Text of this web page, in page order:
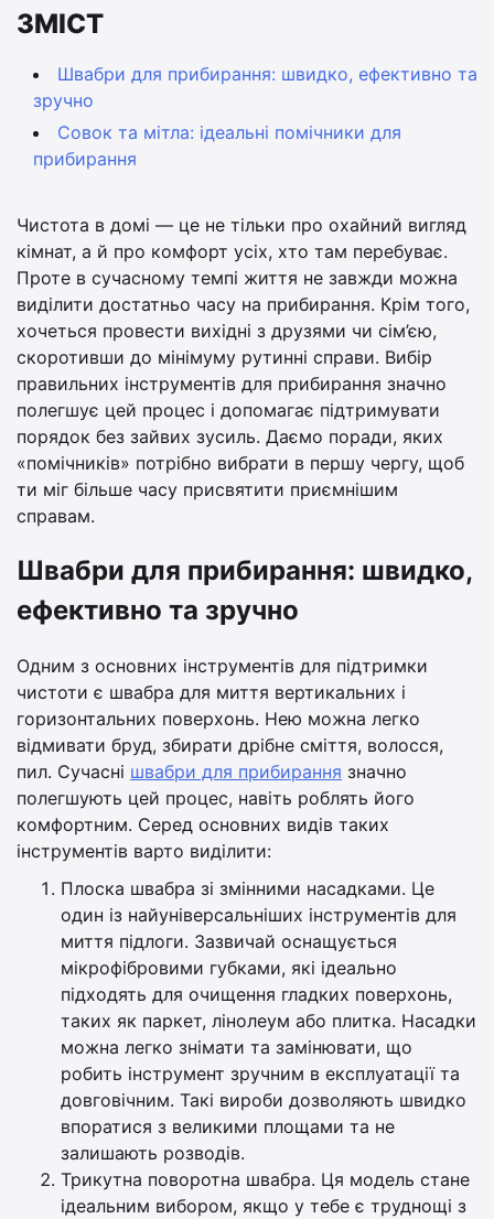
ЗМІСТ
Швабри для прибирання: швидко, ефективно та
зручно
Совок та мітла: ідеальні помічники для
прибирання
Чистота в домі — це не тільки про охайний вигляд
кімнат, а й про комфорт усіх, хто там перебуває.
Проте в сучасному темпі життя не завжди можна
виділити достатньо часу на прибирання. Крім того,
хочеться провести вихідні з друзями чи сім’єю,
скоротивши до мінімуму рутинні справи. Вибір
правильних інструментів для прибирання значно
полегшує цей процес і допомагає підтримувати
порядок без зайвих зусиль. Даємо поради, яких
«помічників» потрібно вибрати в першу чергу, щоб
ти міг більше часу присвятити приємнішим
справам.
Швабри для прибирання: швидко,
ефективно та зручно
Одним з основних інструментів для підтримки
чистоти є швабра для миття вертикальних і
горизонтальних поверхонь. Нею можна легко
відмивати бруд, збирати дрібне сміття, волосся,
пил. Сучасні швабри для прибирання значно
полегшують цей процес, навіть роблять його
комфортним. Серед основних видів таких
інструментів варто виділити:
Плоска швабра зі змінними насадками. Це
один із найуніверсальніших інструментів для
миття підлоги. Зазвичай оснащується
мікрофібровими губками, які ідеально
підходять для очищення гладких поверхонь,
таких як паркет, лінолеум або плитка. Насадки
можна легко знімати та замінювати, що
робить інструмент зручним в експлуатації та
довговічним. Такі вироби дозволяють швидко
впоратися з великими площами та не
залишають розводів.
Трикутна поворотна швабра. Ця модель стане
ідеальним вибором, якщо у тебе є труднощі з